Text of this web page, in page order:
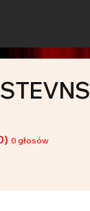
) 0 głosów